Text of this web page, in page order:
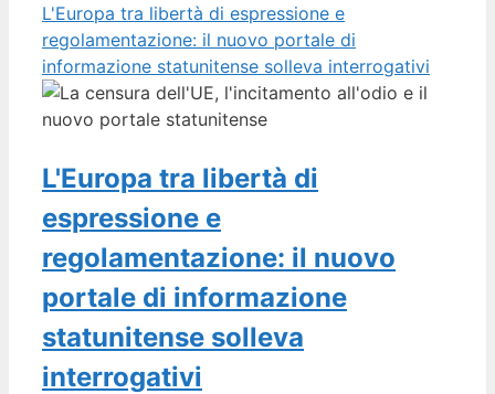
L'Europa tra libertà di espressione e
regolamentazione: il nuovo portale di
informazione statunitense solleva interrogativi
L'Europa tra libertà di
espressione e
regolamentazione: il nuovo
portale di informazione
statunitense solleva
interrogativi